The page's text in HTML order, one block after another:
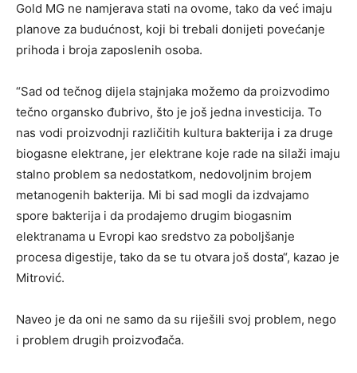
Gold MG ne namjerava stati na ovome, tako da već imaju
planove za budućnost, koji bi trebali donijeti povećanje
prihoda i broja zaposlenih osoba.
“Sad od tečnog dijela stajnjaka možemo da proizvodimo
tečno organsko đubrivo, što je još jedna investicija. To
nas vodi proizvodnji različitih kultura bakterija i za druge
biogasne elektrane, jer elektrane koje rade na silaži imaju
stalno problem sa nedostatkom, nedovoljnim brojem
metanogenih bakterija. Mi bi sad mogli da izdvajamo
spore bakterija i da prodajemo drugim biogasnim
elektranama u Evropi kao sredstvo za poboljšanje
procesa digestije, tako da se tu otvara još dosta“, kazao je
Mitrović.
Naveo je da oni ne samo da su riješili svoj problem, nego
i problem drugih proizvođača.